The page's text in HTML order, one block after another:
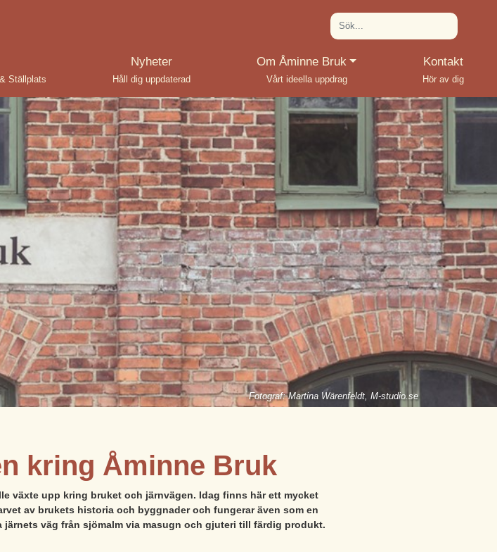
Ställplats
Nyheter
Håll dig uppdaterad
Om Åminne Bruk(current)
Vårt ideella uppdrag
Kontakt
Hör av dig
Fotograf: Martina Wärenfeldt, M-studio.se
kring Åminne Bruk
växte upp kring bruket och järnvägen. Idag finns här ett mycket
av brukets historia och byggnader och fungerar även som en
väg från sjömalm via masugn och gjuteri till färdig produkt.